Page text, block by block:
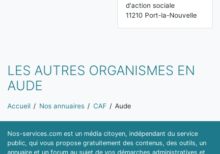
d'action sociale
11210 Port-la-Nouvelle
LES AUTRES ORGANISMES EN
AUDE
Vous êtes ici:
Accueil Nos annuaires CAF Aude
Nos-services.com est un média citoyen, indépendant du service
public, qui vous propose gratuitement des contenus, des outils, un
annuaire et un forum au sujet de vos démarches administratives et